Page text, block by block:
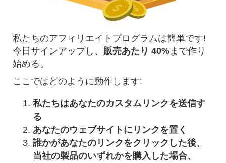
私たちのアフィリエイトプログラムは簡単です!
今日サインアップし、 販売あたり 40%まで作り
始める。
ここではどのように動作します:
私たちはあなたのカスタムリンクを送信す
る
あなたのウェブサイトにリンクを置く
誰かがあなたのリンクをクリックした後、
当社の製品のいずれかを購入した場合、